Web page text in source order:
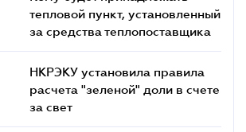
тепловой пункт, установленный
за средства теплопоставщика
НКРЭКУ установила правила
расчета "зеленой" доли в счете
за свет